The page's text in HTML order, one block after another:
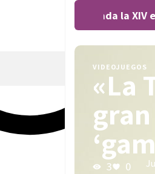
Covocada la XIV
VIDEOJUEGOS
«La
3 0